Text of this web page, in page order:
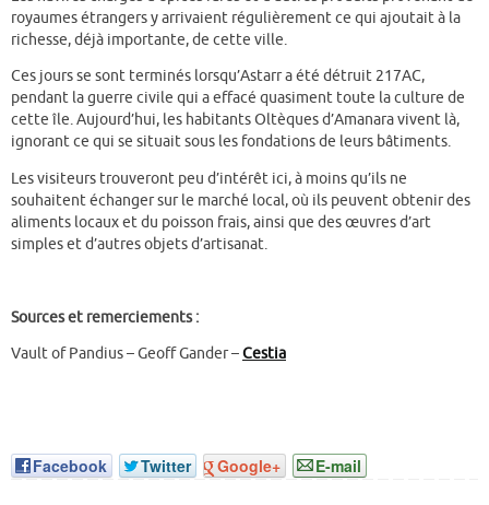
royaumes étrangers y arrivaient régulièrement ce qui ajoutait à la
richesse, déjà importante, de cette ville.
Ces jours se sont terminés lorsqu’Astarr a été détruit 217AC,
pendant la guerre civile qui a effacé quasiment toute la culture de
cette île. Aujourd’hui, les habitants Oltèques d’Amanara vivent là,
ignorant ce qui se situait sous les fondations de leurs bâtiments.
Les visiteurs trouveront peu d’intérêt ici, à moins qu’ils ne
souhaitent échanger sur le marché local, où ils peuvent obtenir des
aliments locaux et du poisson frais, ainsi que des œuvres d’art
simples et d’autres objets d’artisanat.
Sources et remerciements :
Vault of Pandius – Geoff Gander –Cestia
Facebook Twitter Google+ E-mail